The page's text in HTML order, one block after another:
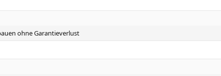
ohne Garantieverlust